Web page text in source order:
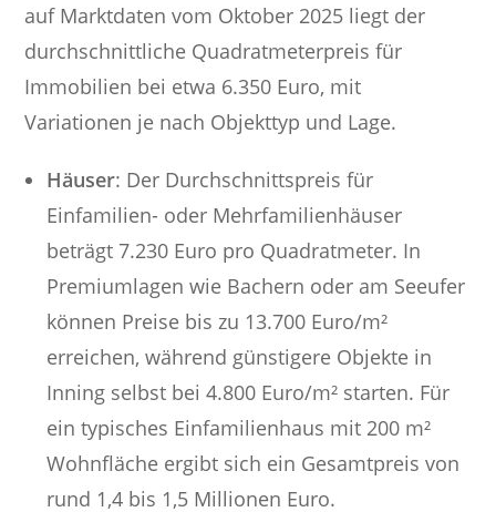
auf Marktdaten vom Oktober 2025 liegt der
durchschnittliche Quadratmeterpreis für
Immobilien bei etwa 6.350 Euro, mit
Variationen je nach Objekttyp und Lage.
Häuser: Der Durchschnittspreis für
Einfamilien- oder Mehrfamilienhäuser
beträgt 7.230 Euro pro Quadratmeter. In
Premiumlagen wie Bachern oder am Seeufer
können Preise bis zu 13.700 Euro/m²
erreichen, während günstigere Objekte in
Inning selbst bei 4.800 Euro/m² starten. Für
ein typisches Einfamilienhaus mit 200 m²
Wohnfläche ergibt sich ein Gesamtpreis von
rund 1,4 bis 1,5 Millionen Euro.